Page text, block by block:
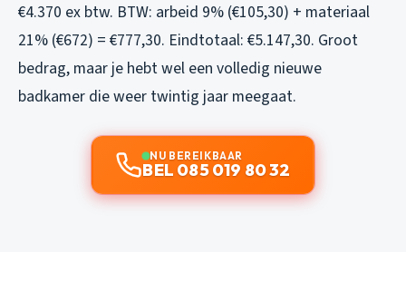
€4.370 ex btw. BTW: arbeid 9% (€105,30) + materiaal
21% (€672) = €777,30. Eindtotaal: €5.147,30. Groot
bedrag, maar je hebt wel een volledig nieuwe
badkamer die weer twintig jaar meegaat.
NU BEREIKBAAR
BEL 085 019 80 32